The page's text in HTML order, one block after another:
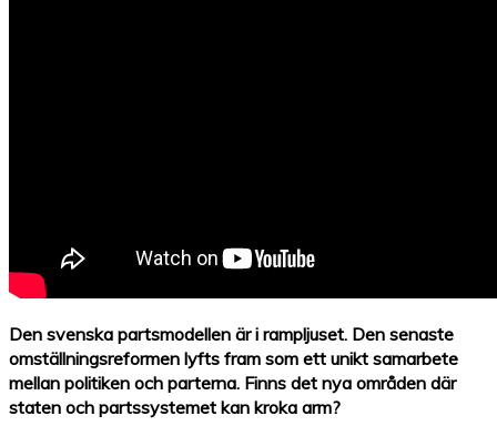
Den svenska partsmodellen är i rampljuset. Den senaste
omställningsreformen lyfts fram som ett unikt samarbete
mellan politiken och parterna. Finns det nya områden där
staten och partssystemet kan kroka arm?